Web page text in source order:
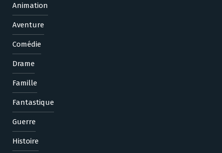
Animation
Aventure
Comédie
Drame
Famille
Fantastique
Guerre
Histoire